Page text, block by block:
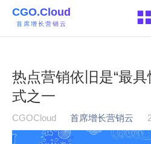
CGO.Cloud
首席增长营销云
热点营销依旧是“最
式之一
CGOCloud 首席增长营销云